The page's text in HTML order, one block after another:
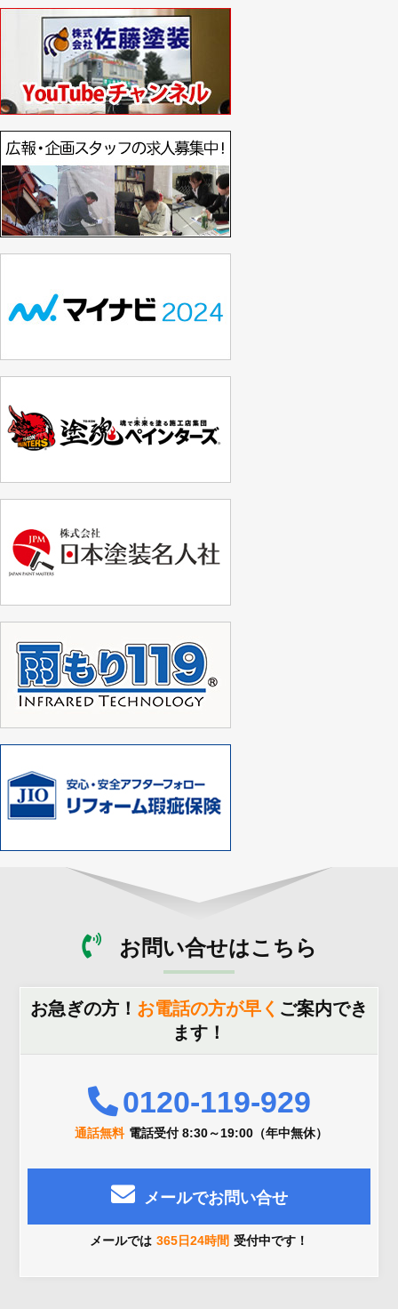
お問い合せはこちら
お急ぎの方！ お電話の方が早く ご案内でき
ます！
0120-119-929
通話無料 電話受付 8:30～19:00（年中無休）
メールでお問い合せ
メールでは 365日24時間 受付中です！